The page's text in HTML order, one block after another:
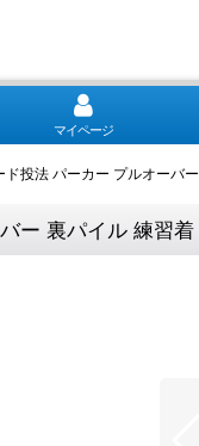
マイページ
ド投法 パーカー プルオーバ
ー 裏パイル 練習着